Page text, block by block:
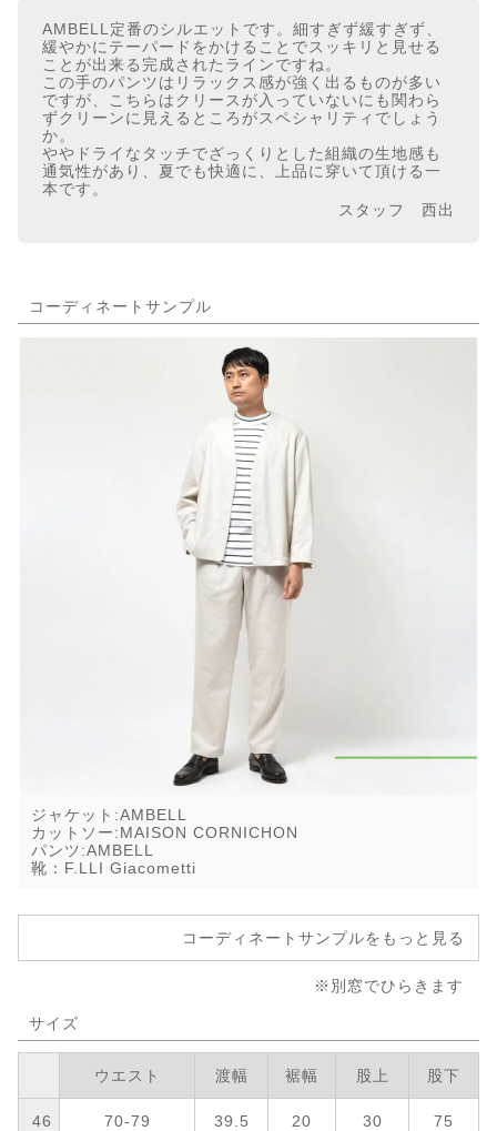
AMBELL定番のシルエットです。細すぎず緩すぎず、
緩やかにテーパードをかけることでスッキリと見せる
ことが出来る完成されたラインですね。
この手のパンツはリラックス感が強く出るものが多い
ですが、こちらはクリースが入っていないにも関わら
ずクリーンに見えるところがスペシャリティでしょう
か。
ややドライなタッチでざっくりとした組織の生地感も
通気性があり、夏でも快適に、上品に穿いて頂ける一
本です。
スタッフ 西出
コーディネートサンプル
ジャケット:AMBELL
カットソー:MAISON CORNICHON
パンツ:AMBELL
靴：F.LLI Giacometti
コーディネートサンプルをもっと見る
※別窓でひらきます
サイズ
ウエスト 渡幅 裾幅 股上 股下
46 70-79 39.5 20 30 75